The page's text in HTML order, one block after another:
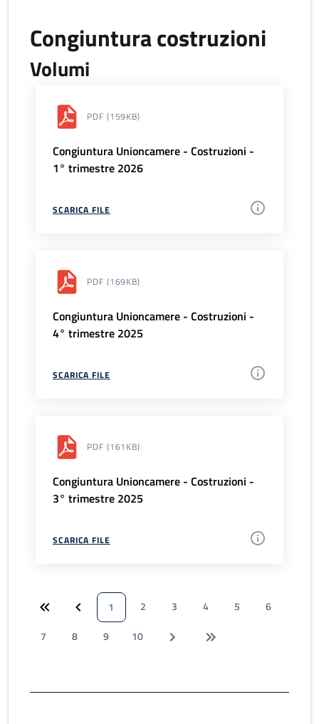
Congiuntura costruzioni
Volumi
PDF (159KB)
Congiuntura Unioncamere - Costruzioni -
1° trimestre 2026
SCARICA FILE
PDF (169KB)
Congiuntura Unioncamere - Costruzioni -
4° trimestre 2025
SCARICA FILE
PDF (161KB)
Congiuntura Unioncamere - Costruzioni -
3° trimestre 2025
SCARICA FILE
1 2 3 4 5
6
7
8 9 10